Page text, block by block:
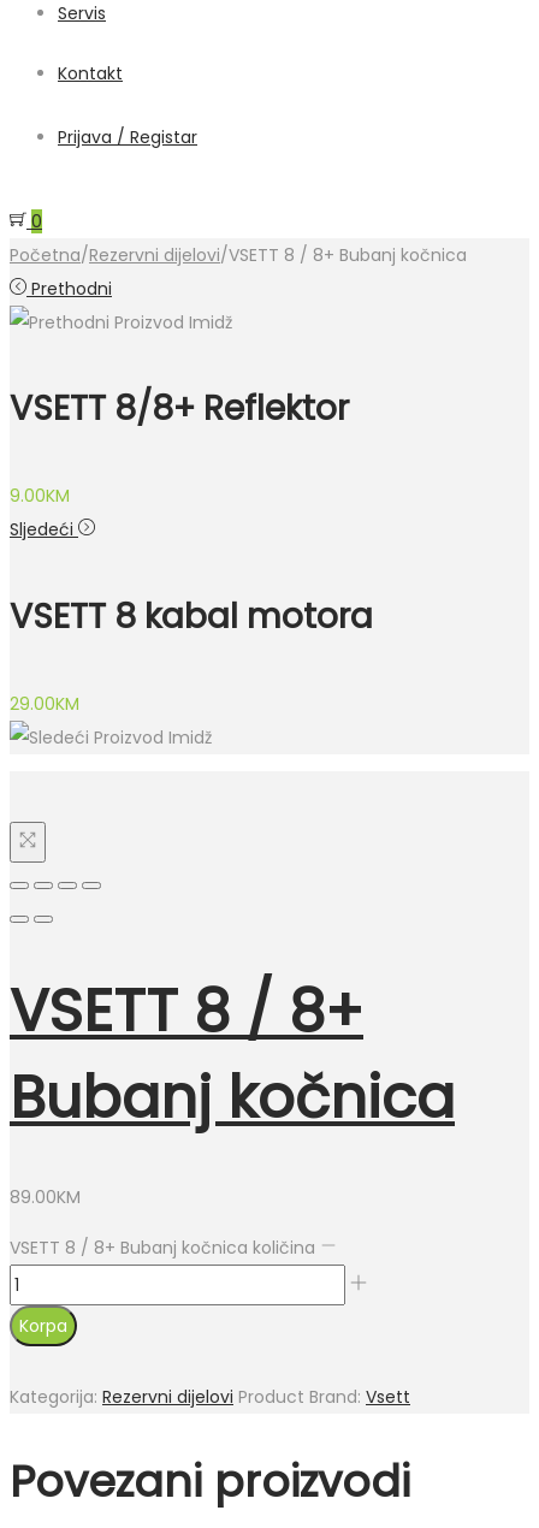
Servis
Kontakt
Prijava / Registar
0
Početna/Rezervni dijelovi/VSETT 8 / 8+ Bubanj kočnica
Prethodni
VSETT 8/8+ Reflektor
9.00KM
Sljedeći
VSETT 8 kabal motora
29.00KM
VSETT 8 / 8+
Bubanj kočnica
89.00KM
VSETT 8 / 8+ Bubanj kočnica količina
Korpa
Kategorija: Rezervni dijelovi Product Brand: Vsett
Povezani proizvodi